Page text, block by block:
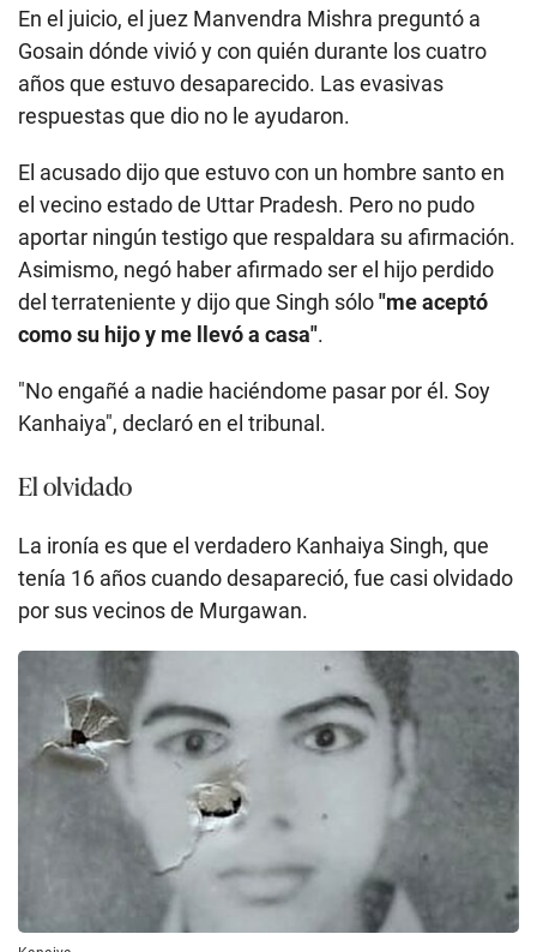
En el juicio, el juez Manvendra Mishra preguntó a
Gosain dónde vivió y con quién durante los cuatro
años que estuvo desaparecido. Las evasivas
respuestas que dio no le ayudaron.
El acusado dijo que estuvo con un hombre santo en
el vecino estado de Uttar Pradesh. Pero no pudo
aportar ningún testigo que respaldara su afirmación.
Asimismo, negó haber afirmado ser el hijo perdido
del terrateniente y dijo que Singh sólo"me aceptó
como su hijo y me llevó a casa".
"No engañé a nadie haciéndome pasar por él. Soy
Kanhaiya", declaró en el tribunal.
El olvidado
La ironía es que el verdadero Kanhaiya Singh, que
tenía 16 años cuando desapareció, fue casi olvidado
por sus vecinos de Murgawan.